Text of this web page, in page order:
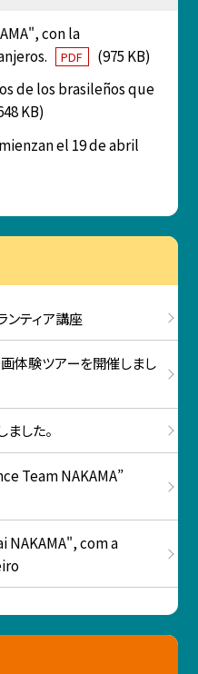
con la
PDF
(975 KB)
de los brasileños que
KB)
el 19 de abril
ティア講座
体験ツアーを開催しまし
した。
Team NAKAMA”
NAKAMA", com a